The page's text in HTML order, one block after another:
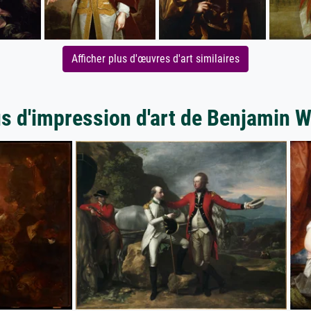
Afficher plus d'œuvres d'art similaires
d'impression d'art de Benjamin